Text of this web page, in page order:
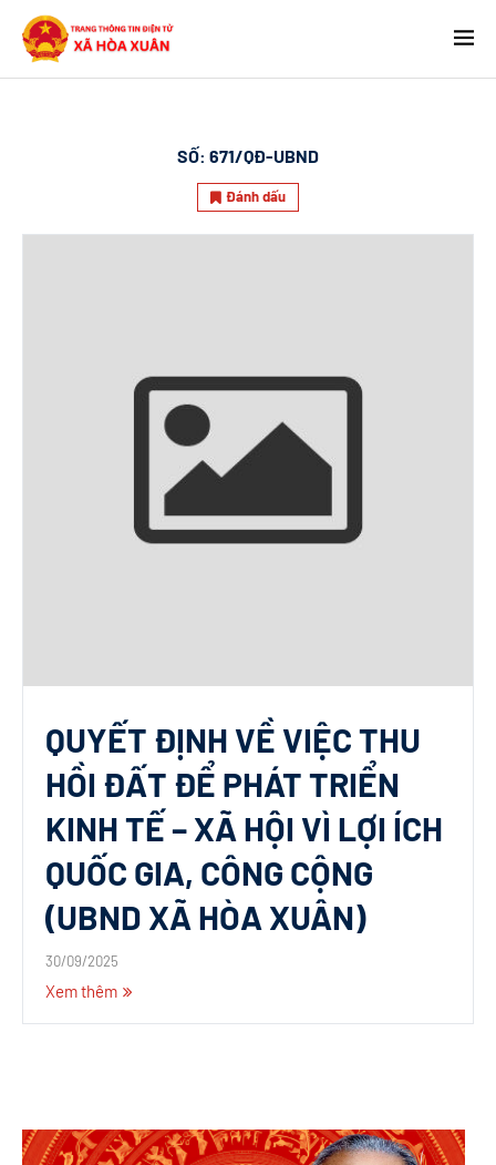
SỐ: 671/QĐ-UBND
Đánh dấu
QUYẾT ĐỊNH VỀ VIỆC THU
HỒI ĐẤT ĐỂ PHÁT TRIỂN
KINH TẾ – XÃ HỘI VÌ LỢI ÍCH
QUỐC GIA, CÔNG CỘNG
(UBND XÃ HÒA XUÂN)
30/09/2025
Xem thêm